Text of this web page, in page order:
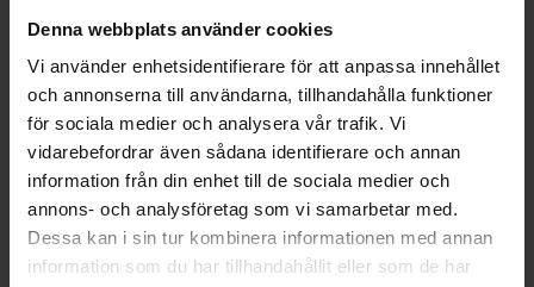
Denna webbplats använder cookies
Vi använder enhetsidentifierare för att anpassa innehållet
och annonserna till användarna, tillhandahålla funktioner
för sociala medier och analysera vår trafik. Vi
vidarebefordrar även sådana identifierare och annan
information från din enhet till de sociala medier och
annons- och analysföretag som vi samarbetar med.
Dessa kan i sin tur kombinera informationen med annan
information som du har tillhandahållit eller som de har
Spara
Aktuella erbjudanden
Beskrivning Dölj
Jämförpris 36,21 kr/st